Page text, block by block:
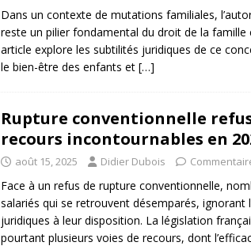
Dans un contexte de mutations familiales,
reste un pilier fondamental du droit de la famille
article explore les subtilités juridiques de ce
le bien-être des enfants et […]
Rupture conventionnelle
recours incontournables en
août 15, 2025 Didier Dubois
Face à un refus de rupture conventionnelle,
salariés qui se retrouvent désemparés, ignorant
juridiques à leur disposition. La législation
pourtant plusieurs voies de recours, dont